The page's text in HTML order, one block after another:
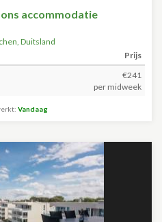
accommodatie
, Duitsland
Prijs
€241
per midweek
Vandaag